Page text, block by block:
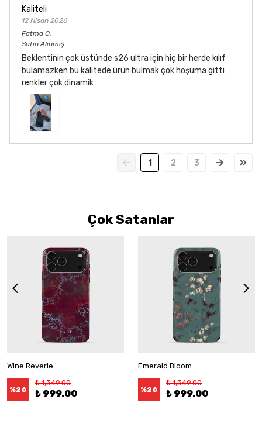
Kaliteli
12 Nisan 2026
Fatma Ö.
Satın Alınmış
Beklentinin çok üstünde s26 ultra için hiç bir herde kılıf
bulamazken bu kalitede ürün bulmak çok hoşuma gitti
renkler çok dinamik
1 2 3
Çok Satanlar
Wine Reverie
%26
₺ 1,349.00
₺ 999.00
Emerald Bloom
%26
₺ 1,349.00
₺ 999.00